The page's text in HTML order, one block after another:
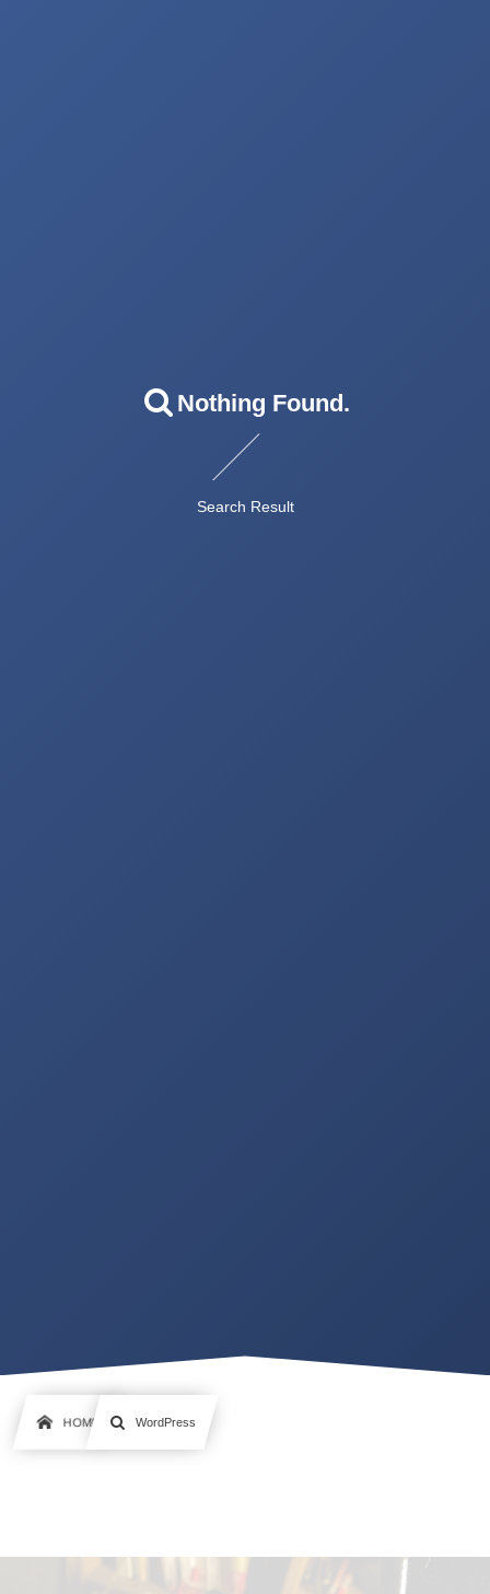
Nothing Found.
Search Result
HOME WordPress